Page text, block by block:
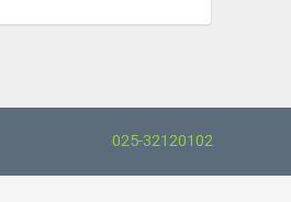
025-32120102